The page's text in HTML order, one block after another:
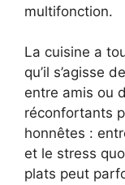
multifonction.
La cuisine a
qu’il s’agisse
entre amis ou
réconfortants
honnêtes :
et le stress
plats peut